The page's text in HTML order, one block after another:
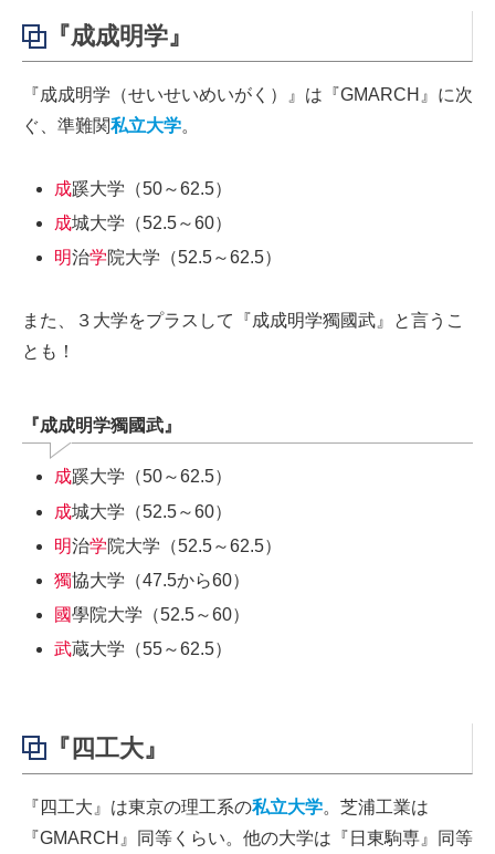
『成成明学』
『成成明学（せいせいめいがく）』は『GMARCH』に次
ぐ、準難関私立大学。
成蹊大学（50～62.5）
成城大学（52.5～60）
明治学院大学（52.5～62.5）
また、３大学をプラスして『成成明学獨國武』と言うこ
とも！
『成成明学獨國武』
成蹊大学（50～62.5）
成城大学（52.5～60）
明治学院大学（52.5～62.5）
獨協大学（47.5から60）
國學院大学（52.5～60）
武蔵大学（55～62.5）
『四工大』
『四工大』は東京の理工系の私立大学。芝浦工業は
『GMARCH』同等くらい。他の大学は『日東駒専』同等